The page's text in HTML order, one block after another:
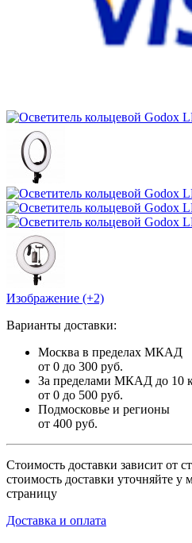
Изображение (+2)
Варианты доставки:
Москва в пределах МКАД
от 0 до 300 руб.
За пределами МКАД до 10
от 0 до 500 руб.
Подмосковье и регионы
от 400 руб.
Стоимость доставки зависит от
стоимость доставки уточняйте у
страницу
Доставка и оплата